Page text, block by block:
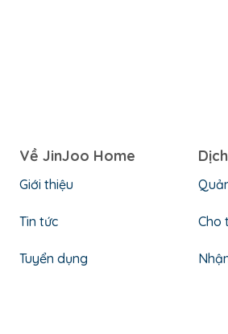
Về JinJoo Home
Giới thiệu
Tin tức
Tuyển dụng
Cho